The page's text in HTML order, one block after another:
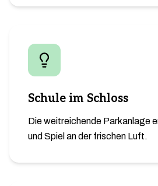
Schule im Schloss
Die weitreichende Parkanlage
und Spiel an der frischen Luft.